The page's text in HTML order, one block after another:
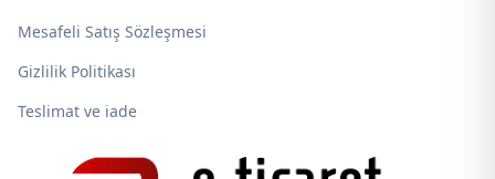
Mesafeli Satış Sözleşmesi
Gizlilik Politikası
Teslimat ve iade